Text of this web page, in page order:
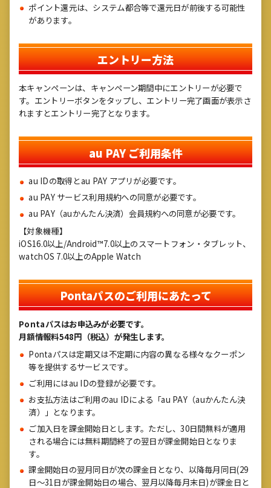
ポイント還元は、システム都合等で還元日が前後する可能性
があります。
エントリー方法
本キャンペーンは、キャンペーン期間中にエントリーが必要で
す。エントリーボタンをタップし、エントリー完了画面が表示さ
れますとエントリー完了となります。
au PAY ご利用条件
au IDの取得とau PAY アプリが必要です。
au PAY サービス利用規約への同意が必要です。
au PAY（auかんたん決済）会員規約への同意が必要です。
【対象機種】
iOS16.0以上/Android™7.0以上のスマートフォン・タブレット、
watchOS 7.0以上のApple Watch
Pontaパスのご利用にあたって
Pontaパスはお申込みが必要です。
月額情報料548円（税込）が発生します。
Pontaパスは定期又は不定期に内容の異なる様々なクーポン
等を提供するサービスです。
ご利用にはau IDの登録が必要です。
お支払方法はご利用のau IDによる「au PAY（auかんたん決
済）」となります。
ご加入日を課金開始日とします。ただし、30日間無料が適用
される場合には無料期間終了の翌日が課金開始日となりま
す。
課金開始日の翌月同日が次の課金日となり、以降毎月同日(29
日～31日が課金開始日の場合、翌月以降毎月末日)が課金日と